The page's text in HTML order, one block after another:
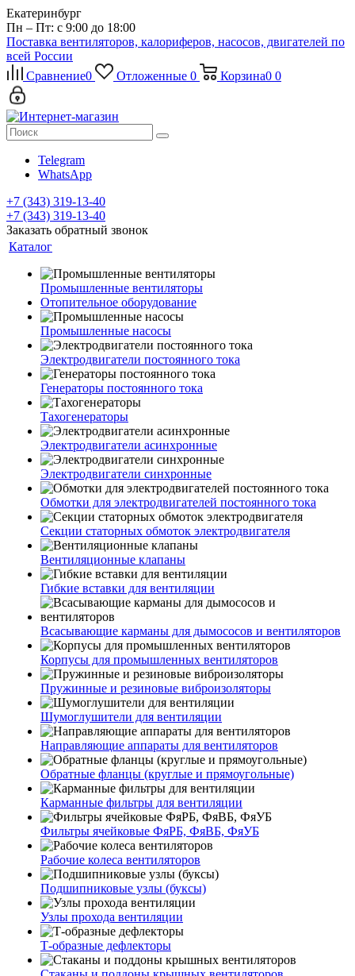
Екатеринбург
Пн – Пт: с 9:00 до 18:00
Поставка вентиляторов, калориферов, насосов, двигателей по
всей России
Сравнение0 Отложенные 0 Корзина0 0
Telegram
WhatsApp
+7 (343) 319-13-40
+7 (343) 319-13-40
Заказать обратный звонок
Каталог
Промышленные вентиляторы
Отопительное оборудование
Промышленные насосы
Электродвигатели постоянного тока
Генераторы постоянного тока
Тахогенераторы
Электродвигатели асинхронные
Электродвигатели синхронные
Обмотки для электродвигателей постоянного тока
Секции статорных обмоток электродвигателя
Вентиляционные клапаны
Гибкие вставки для вентиляции
Всасывающие карманы для дымососов и вентиляторов
Корпусы для промышленных вентиляторов
Пружинные и резиновые виброизоляторы
Шумоглушители для вентиляции
Направляющие аппараты для вентиляторов
Обратные фланцы (круглые и прямоугольные)
Карманные фильтры для вентиляции
Фильтры ячейковые ФяРБ, ФяВБ, ФяУБ
Рабочие колеса вентиляторов
Подшипниковые узлы (буксы)
Узлы прохода вентиляции
Т-образные дефлекторы